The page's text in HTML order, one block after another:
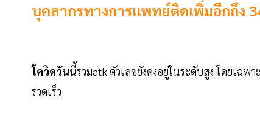
บุคลากรทางการแพทย์ติดเพิ่มอีกถึง
โควิดวันนี้รวมatk ตัวเลขยังคงอยู่ในระดับสูง โดยเฉ
รวดเร็ว